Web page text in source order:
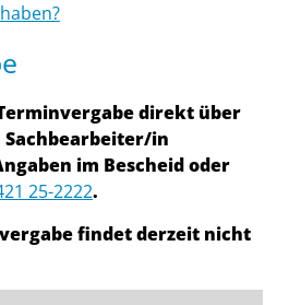
direkt über
in
im Bescheid oder
25-2222.
findet derzeit nicht